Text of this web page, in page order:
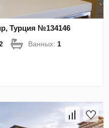
Турция №134146
Ванных: 1